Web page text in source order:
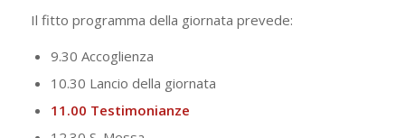
Il fitto programma della giornata prevede:
9.30 Accoglienza
10.30 Lancio della giornata
11.00 Testimonianze